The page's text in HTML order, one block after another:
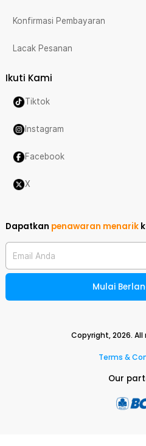
Konfirmasi Pembayaran
Lacak Pesanan
Ikuti Kami
Tiktok
Instagram
Facebook
X
Dapatkan penawaran menarik
Email Anda
Mulai
Copyright,2026.
Terms &
Our